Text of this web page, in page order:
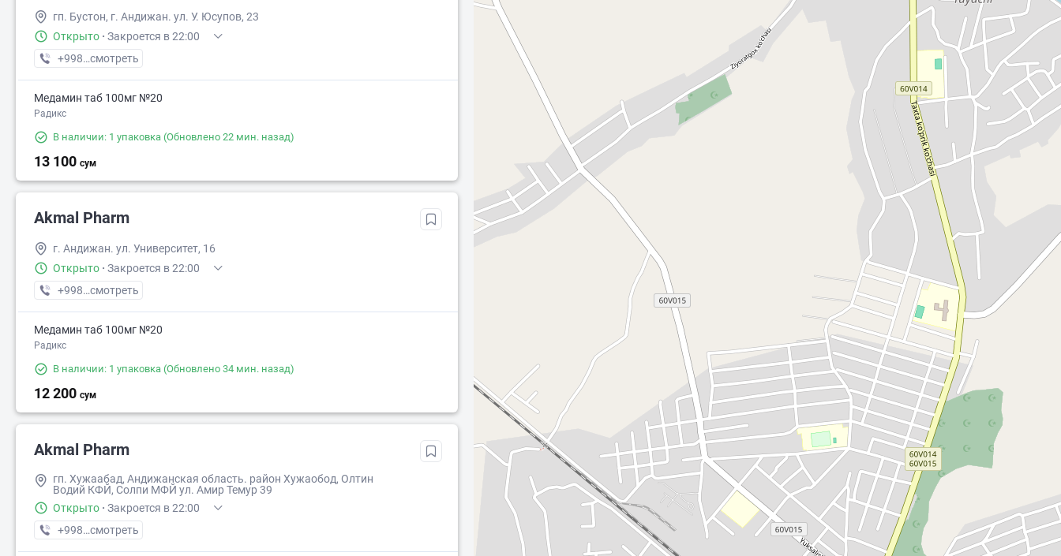
гп. Бустон, г. Андижан. ул. У. Юсупов, 23
Открыто · Закроется в 22:00
+998 (90) XXX-XX-XX
смотреть
Медамин таб 100мг №20
Радикс
В наличии: 1 упаковка (Обновлено 22 мин. назад)
13 100 сум
Akmal Pharm
г. Андижан. ул. Университет, 16
Открыто · Закроется в 22:00
+998 (90) XXX-XX-XX
смотреть
Медамин таб 100мг №20
Радикс
В наличии: 1 упаковка (Обновлено 34 мин. назад)
12 200 сум
Akmal Pharm
гп. Хужаабад, Андижанская область. район Хужаобод, Олтин
Водий КФЙ, Солпи МФЙ ул. Амир Темур 39
Открыто · Закроется в 22:00
+998 (90) XXX-XX-XX
смотреть